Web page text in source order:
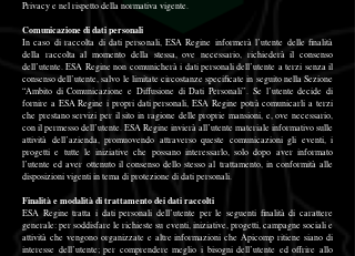
Privacy e nel rispetto della normativa vigente.
Comunicazione di dati personali
In caso di raccolta di dati personali, ESA Regine informerà l’utente delle finalità
della raccolta al momento della stessa, ove necessario, richiederà il consenso
dell’utente. ESA Regine non comunicherà i dati personali dell’utente a terzi senza il
consenso dell’utente, salvo le limitate circostanze specificate in seguito nella Sezione
“Ambito di Comunicazione e Diffusione di Dati Personali”. Se l’utente decide di
fornire a ESA Regine i propri dati personali, ESA Regine potrà comunicarli a terzi
che prestano servizi per il sito in ragione delle proprie mansioni, e, ove necessario,
con il permesso dell’utente. ESA Regine invierà all’utente materiale informativo sulle
attività dell’azienda, promuovendo attraverso queste comunicazioni gli eventi, i
progetti e tutte le iniziative che possano interessarlo, solo dopo aver informato
l’utente ed aver ottenuto il consenso dello stesso al trattamento, in conformità alle
disposizioni vigenti in tema di protezione di dati personali.
Finalità e modalità di trattamento dei dati raccolti
ESA Regine tratta i dati personali dell’utente per le seguenti finalità di carattere
generale: per soddisfare le richieste su eventi, iniziative, progetti, campagne sociali e
attività che vengono organizzate e altre informazioni che Apicomp ritiene siano di
interesse dell’utente; per comprendere meglio i bisogni dell’utente ed offrire allo